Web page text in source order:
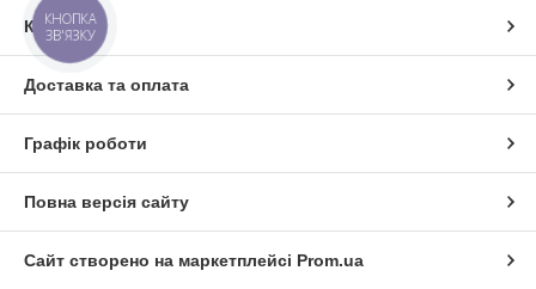
Контакти
Доставка та оплата
Графік роботи
Повна версія сайту
Сайт створено на маркетплейсі Prom.ua
КНОПКА
ЗВ'ЯЗКУ